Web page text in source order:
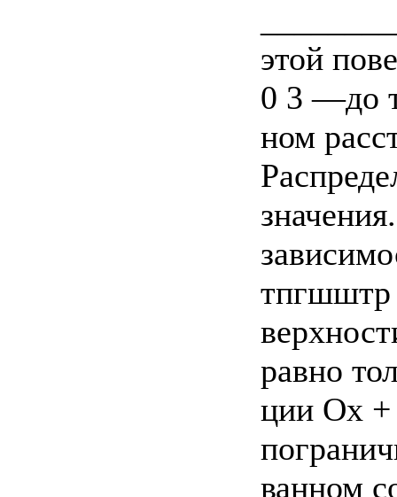
этой
0 3 —до
ном
тпгшштр
равно
ции Ох +
ванном